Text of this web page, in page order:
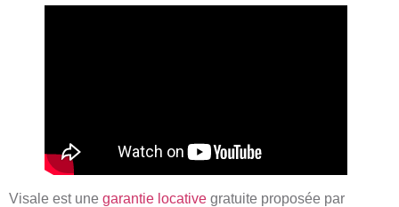
Visale est une garantie locative gratuite proposée par